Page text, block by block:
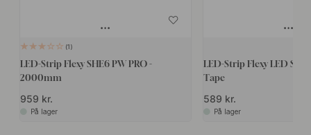
1
LED-Strip Flexy SHE6 PW PRO -
2000mm
959 kr.
På lager
LED-Strip Flexy LED
Tape
589 kr.
På lager